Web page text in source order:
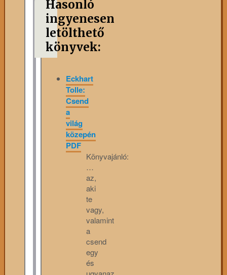
Hasonló
ingyenesen
letölthető
könyvek:
Eckhart
Tolle:
Csend
a
világ
közepén
PDF
Könyvajánló:
…
az,
aki
te
vagy,
valamint
a
csend
egy
és